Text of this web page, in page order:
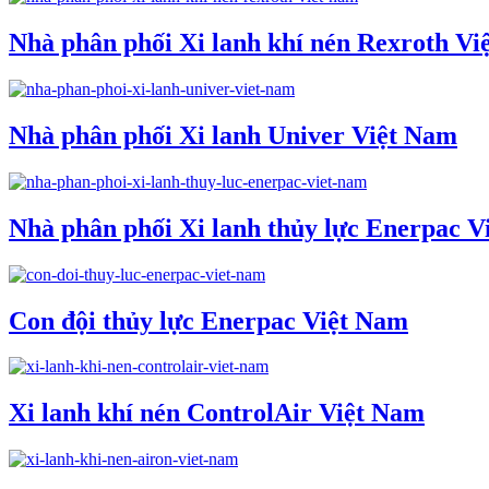
Nhà phân phối Xi lanh khí nén Rexroth
Nhà phân phối Xi lanh Univer Việt Nam
Nhà phân phối Xi lanh thủy lực Enerpac
Con đội thủy lực Enerpac Việt Nam
Xi lanh khí nén ControlAir Việt Nam